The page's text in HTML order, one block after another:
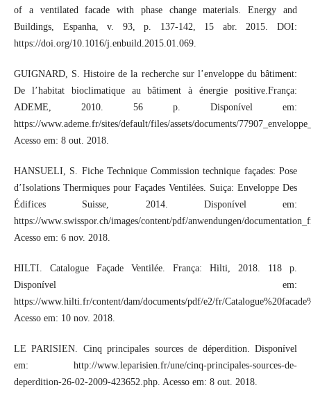
of a ventilated facade with phase change materials. Energy and
Buildings, Espanha, v. 93, p. 137-142, 15 abr. 2015. DOI:
https://doi.org/10.1016/j.enbuild.2015.01.069.
GUIGNARD, S. Histoire de la recherche sur l’enveloppe du bâtiment:
De l’habitat bioclimatique au bâtiment à énergie positive.França:
ADEME, 2010. 56 p. Disponível em:
https://www.ademe.fr/sites/default/files/assets/documents/
Acesso em: 8 out. 2018.
HANSUELI, S. Fiche Technique Commission technique façades: Pose
d’Isolations Thermiques pour Façades Ventilées. Suiça: Enveloppe Des
Édifices Suisse, 2014. Disponível em:
https://www.swisspor.ch/images/content/pdf/anwendungen/
Acesso em: 6 nov. 2018.
HILTI. Catalogue Façade Ventilée. França: Hilti, 2018. 118 p.
Disponível em:
https://www.hilti.fr/content/dam/documents/pdf/e2/fr/
Acesso em: 10 nov. 2018.
LE PARISIEN. Cinq principales sources de déperdition. Disponível
em: http://www.leparisien.fr/une/cinq-principales-sources-de-
deperdition-26-02-2009-423652.php. Acesso em: 8 out. 2018.